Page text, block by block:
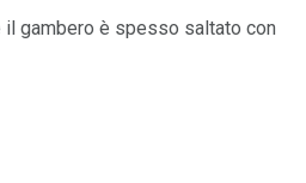
gambero è spesso saltato con